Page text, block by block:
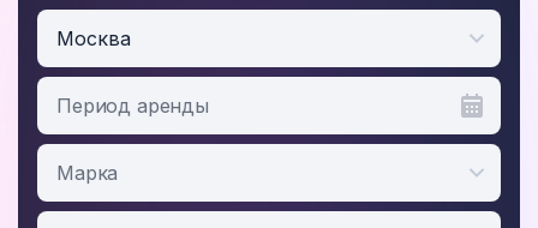
Москва
Период аренды